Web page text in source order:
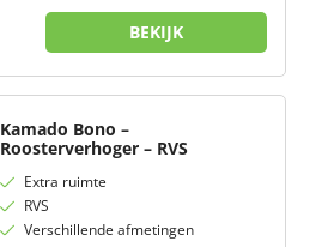
BEKIJK
Kamado Bono –
Roosterverhoger – RVS
Extra ruimte
RVS
Verschillende afmetingen